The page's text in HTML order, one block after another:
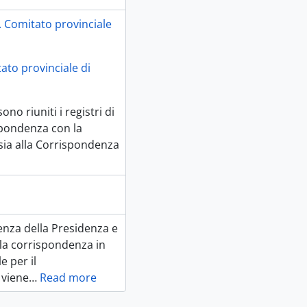
Comitato provinciale
provinciale di
riuniti i registri di
con la
alla Corrispondenza
della Presidenza e
corrispondenza in
per il
… Read more